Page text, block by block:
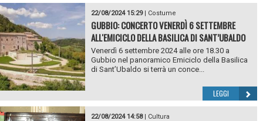
22/08/2024 15:29| Costume
GUBBIO: CONCERTO VENERDÌ 6 SETTEMBRE
ALL'EMICICLO DELLA BASILICA DI SANT’UBALDO
Venerdì 6 settembre 2024 alle ore 18.30 a
Gubbio nel panoramico Emiciclo della Basilica
di Sant’Ubaldo si terrà un conce...
LEGGI
22/08/2024 14:58| Cultura